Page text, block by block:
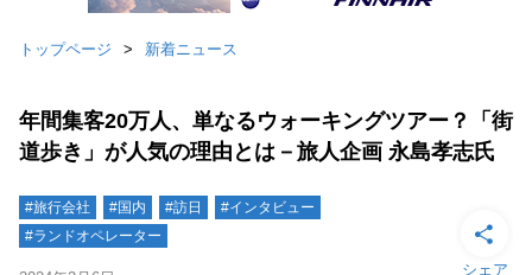
トップページ 新着ニュース
年間集客20万人、単なるウォーキングツアー？「街
道歩き」が人気の理由とは－旅人企画 永島孝志氏
#旅行会社 #国内 #訪日
#インタビュー
#ランドオペレーター
シェア